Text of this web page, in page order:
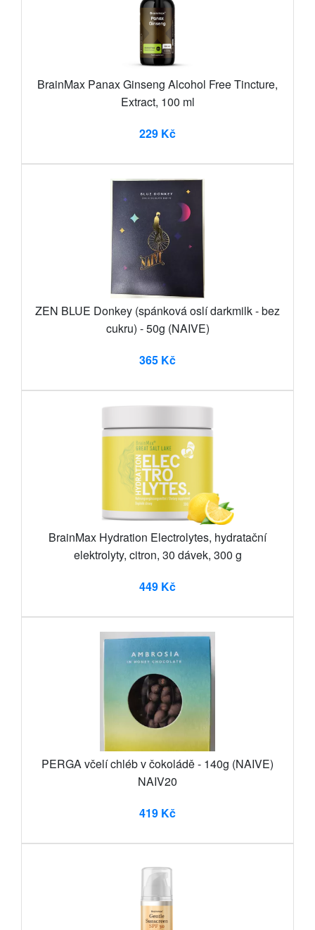
BrainMax Panax Ginseng Alcohol Free Tincture,
Extract, 100 ml
229 Kč
ZEN BLUE Donkey (spánková oslí darkmilk - bez
cukru) - 50g (NAIVE)
365 Kč
BrainMax Hydration Electrolytes, hydratační
elektrolyty, citron, 30 dávek, 300 g
449 Kč
PERGA včelí chléb v čokoládě - 140g (NAIVE)
NAIV20
419 Kč